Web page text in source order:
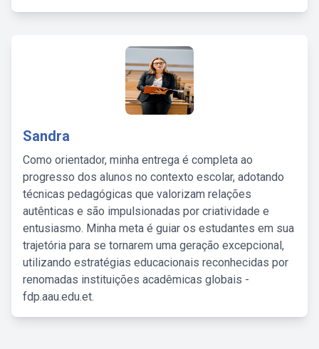
Sandra
Como orientador, minha entrega é completa ao
progresso dos alunos no contexto escolar, adotando
técnicas pedagógicas que valorizam relações
autênticas e são impulsionadas por criatividade e
entusiasmo. Minha meta é guiar os estudantes em sua
trajetória para se tornarem uma geração excepcional,
utilizando estratégias educacionais reconhecidas por
renomadas instituições acadêmicas globais -
fdp.aau.edu.et.